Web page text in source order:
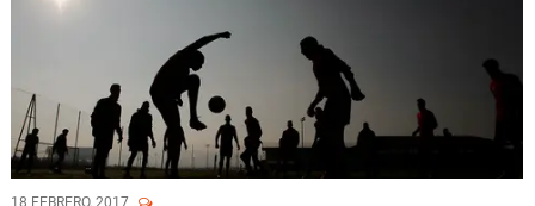
18 FEBRERO, 2017